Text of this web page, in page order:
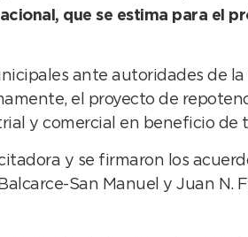
que se estima para el
ante autoridades de la
el proyecto de
y comercial en beneficio de
y se firmaron los
San Manuel y Juan N.